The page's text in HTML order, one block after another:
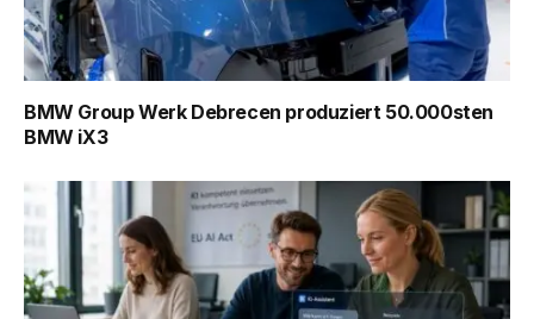
BMW Group Werk Debrecen produziert 50.000sten
BMW iX3